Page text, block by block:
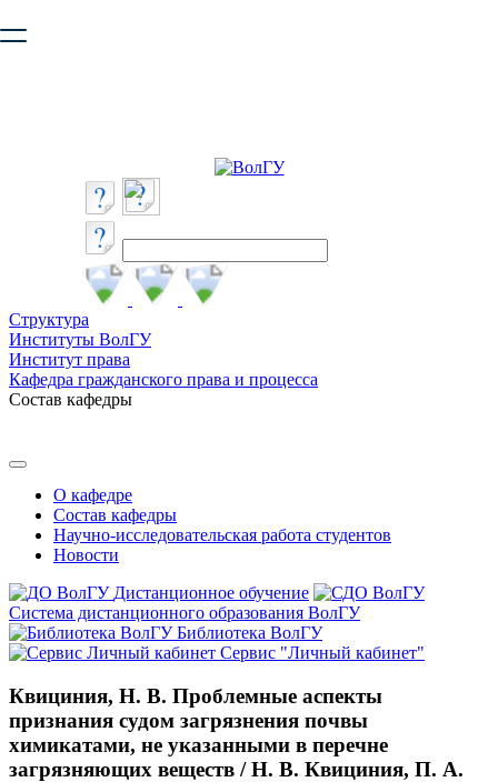
безопасную работу с сайтом. Пожалуйста
Структура
Институты ВолГУ
Институт права
Кафедра гражданского права и процесса
Состав кафедры
О кафедре
Состав кафедры
Научно-исследовательская работа студентов
Новости
Дистанционное обучение
Система дистанционного образования ВолГУ
Библиотека ВолГУ
Сервис "Личный кабинет"
Квициния, Н. В. Проблемные аспекты
признания судом загрязнения почвы
химикатами, не указанными в перечне
загрязняющих веществ / Н. В. Квициния, П. А.